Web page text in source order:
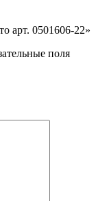
арт. 0501606-22»
поля